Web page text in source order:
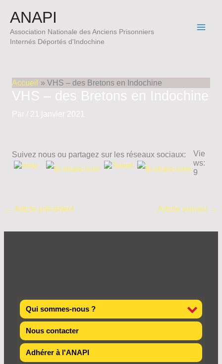
contenu
ANAPI
Association Nationale des Anciens Prisonniers
Internés Déportés d'Indochine
Qui sommes-nous ?
Nous contacter
Adhérer à l'ANAPI
Accueil VHS – des Bretons en Indochine
VHS – des Bretons en Indochine
Par / 21 janvier 2021
Suivez nous ou partagez sur les réseaux sociaux:
Vie
ws:
9
← Article précédent Article suivant →